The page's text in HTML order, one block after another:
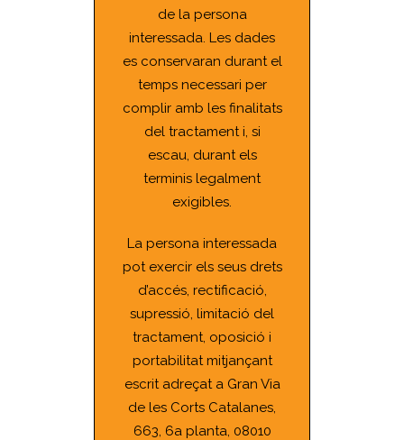
de la persona
interessada. Les dades
es conservaran durant el
temps necessari per
complir amb les finalitats
del tractament i, si
escau, durant els
terminis legalment
exigibles.
La persona interessada
pot exercir els seus drets
d’accés, rectificació,
supressió, limitació del
tractament, oposició i
portabilitat mitjançant
escrit adreçat a Gran Via
de les Corts Catalanes,
663, 6a planta, 08010